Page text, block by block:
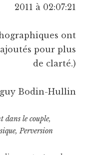
2011 à 02:07:21
ont
pour plus
de clarté.)
Bodin-Hullin
dans le couple,
, Perversion